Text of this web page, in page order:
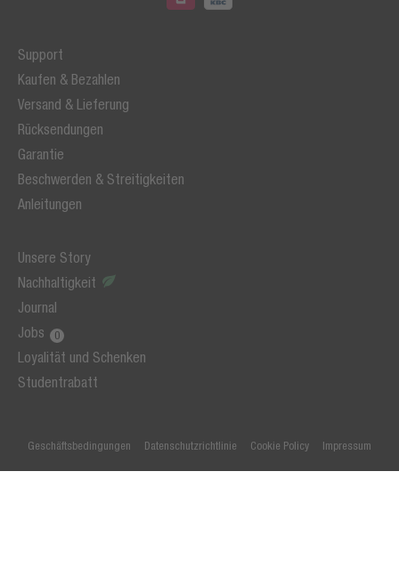
Support
Kaufen & Bezahlen
Versand & Lieferung
Rücksendungen
Garantie
Beschwerden & Streitigkeiten
Anleitungen
Unsere Story
Nachhaltigkeit
Journal
Jobs
Loyalität und Schenken
Studentrabatt
Geschäftsbedingungen Datenschutzrichtlinie Cookie Policy Impressum